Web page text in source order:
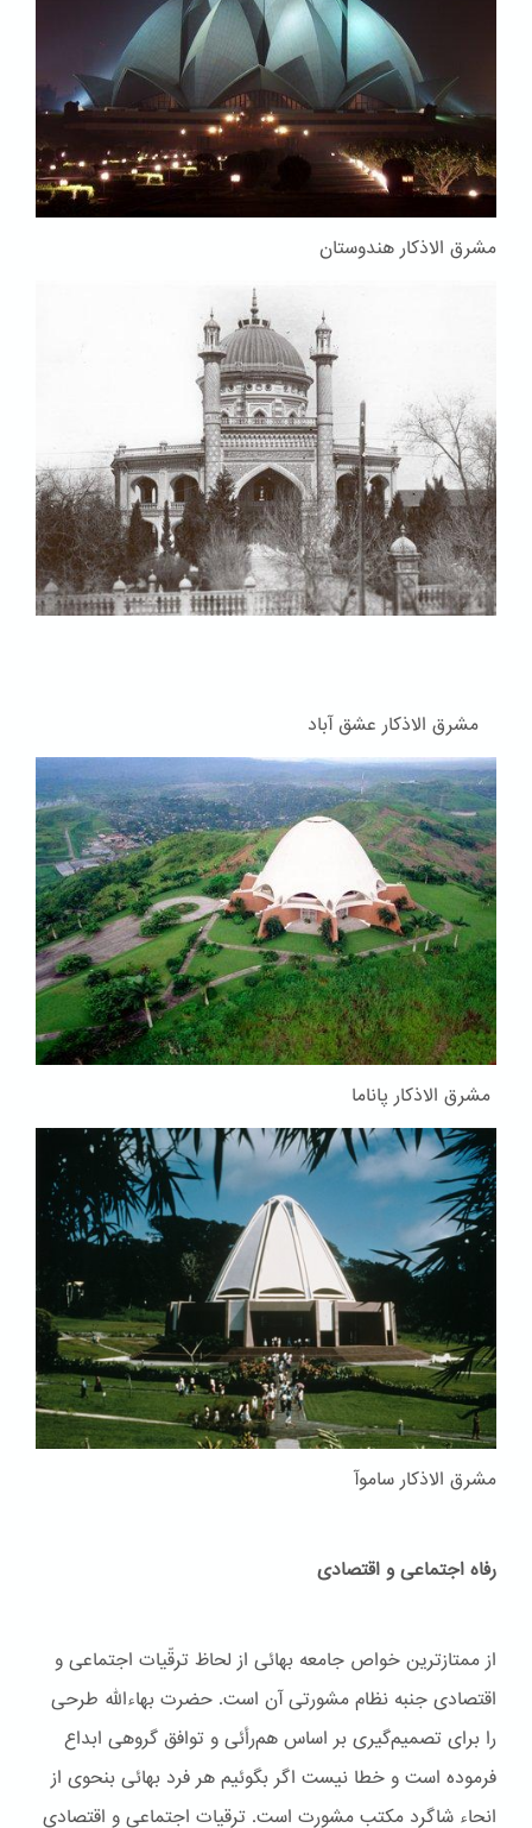
مشرق الاذکار هندوستان
مشرق الاذکار عشق آباد
مشرق الاذکار پاناما
مشرق الاذکار ساموآ
رفاه اجتماعی و اقتصادی
از ممتازترین خواص جامعه بهائی از لحاظ ترقّیات اجتماعی و
اقتصادی جنبه نظام مشورتی آن است. حضرت بهاءاللّه طرحی
را برای تصمیم‌گیری بر اساس هم‌رأئی و توافق گروهی ابداع
فرموده است و خطا نیست اگر بگوئیم هر فرد بهائی بنحوی از
انحاء شاگرد مکتب مشورت است. ترقیات اجتماعی و اقتصادی